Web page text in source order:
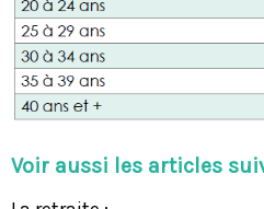
Voir aussi les articles